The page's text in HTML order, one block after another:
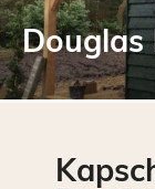
Douglas